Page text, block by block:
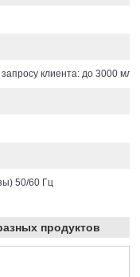
клиента: до 3000 мл)
50/60 Гц
продуктов